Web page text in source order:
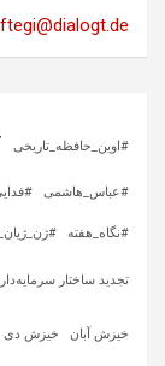
#اوین_حافظه_تاریخی
#عباس_هاشمی
#نگاه_هفته
تجدید ساختار
خیزش آبان خیزش دی